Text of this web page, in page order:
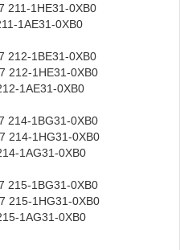
211-1HE31-0XB0
1AE31-0XB0
212-1BE31-0XB0
212-1HE31-0XB0
1AE31-0XB0
214-1BG31-0XB0
214-1HG31-0XB0
1AG31-0XB0
215-1BG31-0XB0
215-1HG31-0XB0
1AG31-0XB0